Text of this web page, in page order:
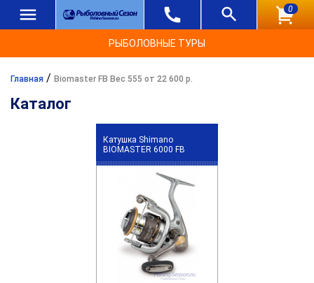
0
РЫБОЛОВНЫЕ ТУРЫ
Главная / Biomaster FB Вес 555 от 22 600 р.
Каталог
Катушка Shimano
BIOMASTER 6000 FB